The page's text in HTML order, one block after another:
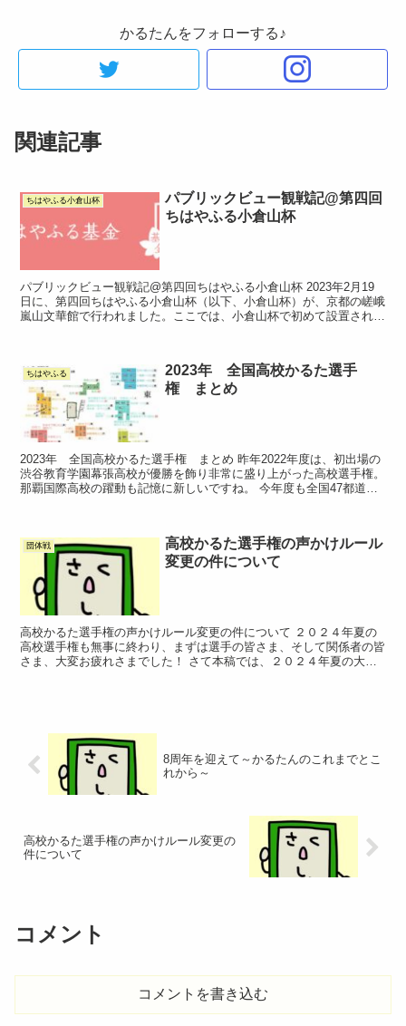
かるたんをフォローする♪
関連記事
ちはやふる小倉山杯
パブリックビュー観戦記@第四回
ちはやふる小倉山杯
パブリックビュー観戦記@第四回ちはやふる小倉山杯 2023年2月19
日に、第四回ちはやふる小倉山杯（以下、小倉山杯）が、京都の嵯峨
嵐山文華館で行われました。ここでは、小倉山杯で初めて設置された
ちはやふる
2023年 全国高校かるた選手
権 まとめ
2023年 全国高校かるた選手権 まとめ 昨年2022年度は、初出場の
渋谷教育学園幕張高校が優勝を飾り非常に盛り上がった高校選手権。
那覇国際高校の躍動も記憶に新しいですね。 今年度も全国47都道府
団体戦
高校かるた選手権の声かけルール
変更の件について
高校かるた選手権の声かけルール変更の件について ２０２４年夏の
高校選手権も無事に終わり、まずは選手の皆さま、そして関係者の皆
さま、大変お疲れさまでした！ さて本稿では、２０２４年夏の大会
8周年を迎えて～かるたんのこれまでとこ
れから～
高校かるた選手権の声かけルール変更の
件について
コメント
コメントを書き込む